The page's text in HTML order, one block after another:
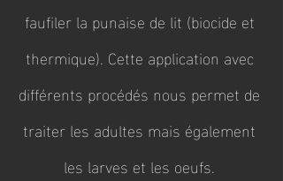
faufiler la punaise de lit (biocide et
thermique). Cette application avec
différents procédés nous permet de
traiter les adultes mais également
les larves et les oeufs.